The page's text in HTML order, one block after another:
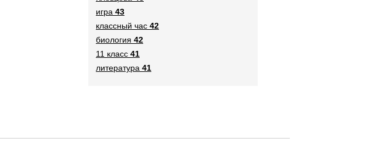
игра 43
классный час 42
биология 42
11 класс 41
литература 41